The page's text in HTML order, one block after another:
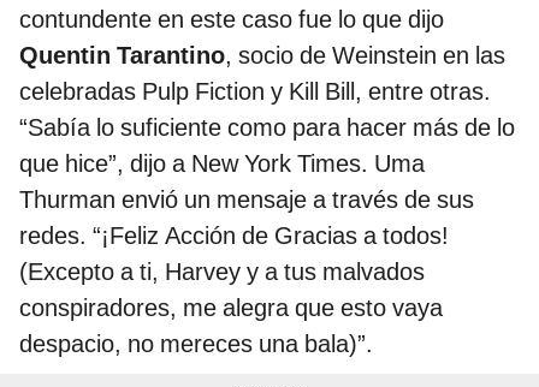
contundente en este caso fue lo que dijo
Quentin Tarantino, socio de Weinstein en las
celebradas Pulp Fiction y Kill Bill, entre otras.
“Sabía lo suficiente como para hacer más de lo
que hice”, dijo a New York Times. Uma
Thurman envió un mensaje a través de sus
redes. “¡Feliz Acción de Gracias a todos!
(Excepto a ti, Harvey y a tus malvados
conspiradores, me alegra que esto vaya
despacio, no mereces una bala)”.